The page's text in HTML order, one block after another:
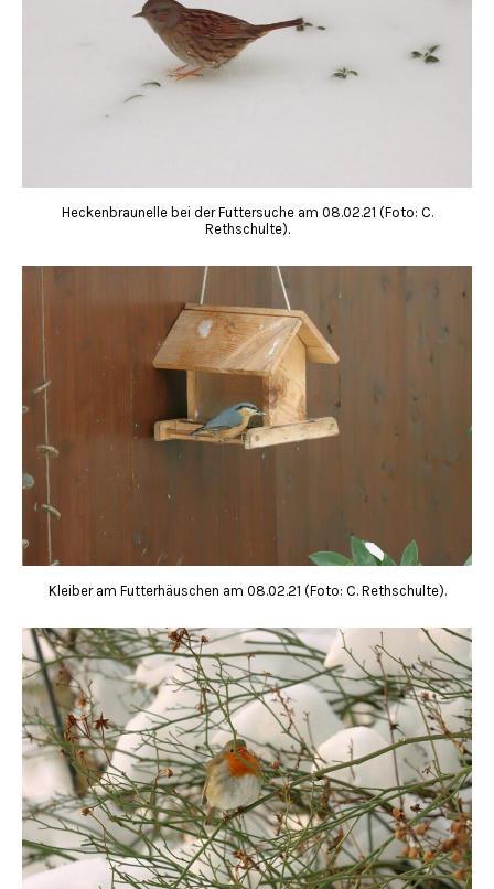
Heckenbraunelle bei der Futtersuche am 08.02.21 (Foto: C.
Rethschulte).
Kleiber am Futterhäuschen am 08.02.21 (Foto: C. Rethschulte).